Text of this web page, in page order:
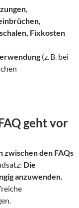
Fixkosten
(z. B. bei
geht vor
den FAQs
Die
anzuwenden.